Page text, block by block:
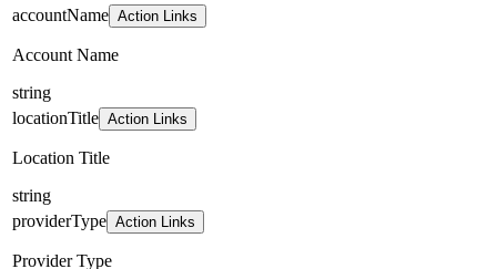
accountName Action Links
Account Name
string
locationTitle Action Links
Location Title
string
providerType Action Links
Provider Type